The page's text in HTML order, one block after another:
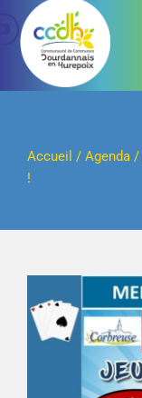
Passer
contenu
Accueil / Agenda/
!